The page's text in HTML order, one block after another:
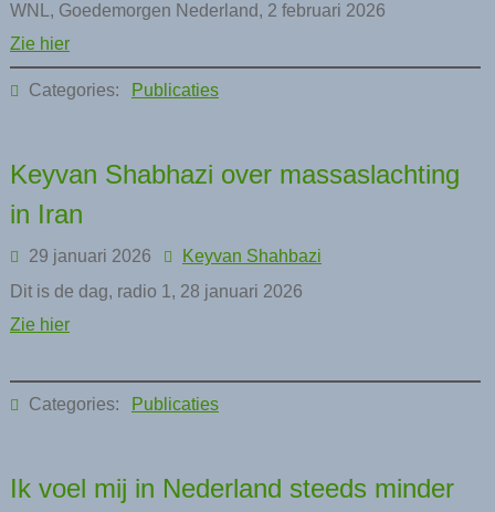
WNL, Goedemorgen Nederland, 2 februari 2026
Zie hier
Categories: Publicaties
Keyvan Shabhazi over massaslachting
in Iran
29 januari 2026
Keyvan Shahbazi
Dit is de dag, radio 1, 28 januari 2026
Zie hier
Categories: Publicaties
Ik voel mij in Nederland steeds minder